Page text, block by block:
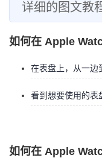
主
的
详细的图文教
如何在 Apple
在表盘上，从一边
看到想要使用的表
如何在 Apple